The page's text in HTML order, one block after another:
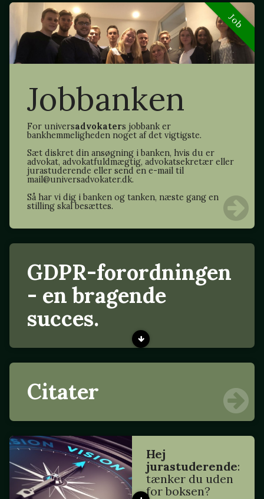
Job
Jobbanken
For universadvokaters jobbank er
bankhemmeligheden noget af det vigtigste.
Sæt diskret din ansøgning i banken, hvis du er
advokat, advokatfuldmægtig, advokatsekretær eller
jurastuderende eller send en e-mail til
mail@universadvokater.dk.
Så har vi dig i banken og tanken, næste gang en
stilling skal besættes.
GDPR-forordningen
- en bragende
succes.
Citater
Hej
jurastuderende:
tænker du uden
for boksen?